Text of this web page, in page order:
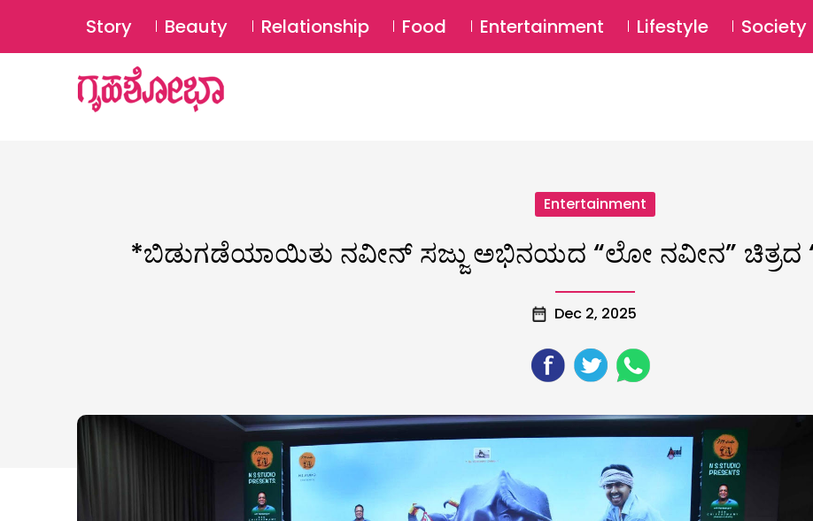
Story Beauty Relationship Food Entertainment Lifestyle Society
Entertainment
*ಬಿಡುಗಡೆಯಾಯಿತು ನವೀನ್ ಸಜ್ಜು ಅಭಿನಯದ “ಲೋ ನವೀನ” ಚಿತ್ರದ
Dec 2, 2025